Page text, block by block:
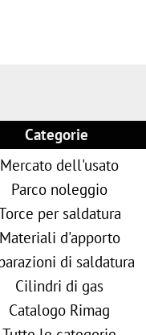
Categorie
Mercato dell'usato
Parco noleggio
per saldatura
Materiali d'apporto
di saldatura
Cilindri di gas
Catalogo Rimag